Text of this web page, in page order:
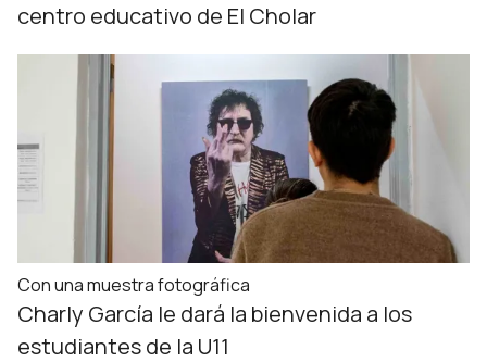
centro educativo de El Cholar
Con una muestra fotográfica
Charly García le dará la bienvenida a los
estudiantes de la U11